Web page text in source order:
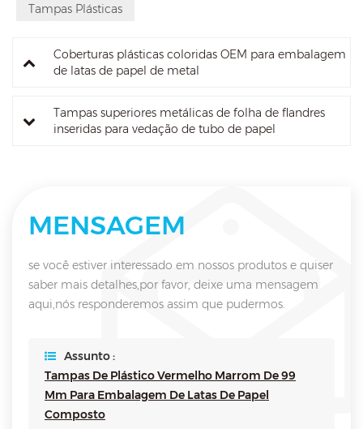
Tampas Plásticas
Coberturas plásticas coloridas OEM para embalagem
de latas de papel de metal
Tampas superiores metálicas de folha de flandres
inseridas para vedação de tubo de papel
MENSAGEM
se você estiver interessado em nossos produtos e quiser
saber mais detalhes,por favor, deixe uma mensagem
aqui,nós responderemos assim que pudermos.
Assunto :
Tampas De Plástico Vermelho Marrom De 99
Mm Para Embalagem De Latas De Papel
Composto